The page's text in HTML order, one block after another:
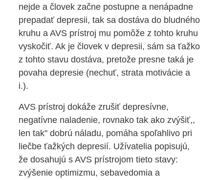
nejde a človek začne postupne a nenápadne
prepadať depresii, tak sa dostáva do bludného
kruhu a AVS prístroj mu pomôže z tohto kruhu
vyskočiť. Ak je človek v depresii, sám sa ťažko
z tohto stavu dostáva, pretože presne taká je
povaha depresie (nechuť, strata motivácie a
i.).
AVS prístroj dokáže zrušiť depresívne,
negatívne naladenie, rovnako tak ako zvýšiť,,
len tak" dobrú náladu, pomáha spoľahlivo pri
liečbe ťažkých depresií. Užívatelia popisujú,
že dosahujú s AVS prístrojom tieto stavy:
zvýšenie optimizmu, sebavedomia a